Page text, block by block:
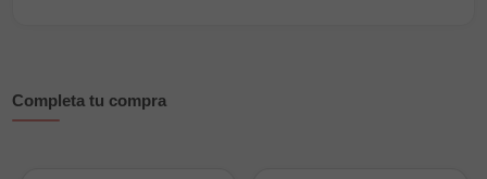
Marca:
Completa tu compra